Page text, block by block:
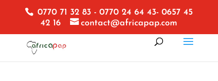
0770 71 32 83 - 0770 24 64 43- 0657 45
42 16
contact@africapap.com